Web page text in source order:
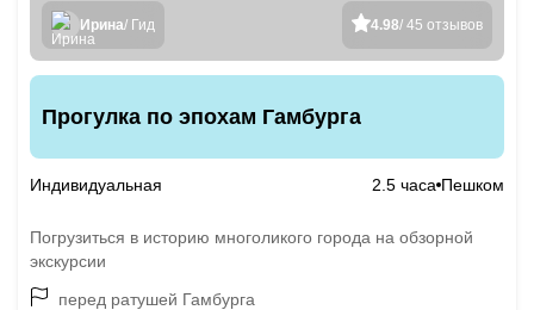
4.98/ 45 отзывов
Ирина/ Гид
Прогулка по эпохам Гамбурга
Индивидуальная 2.5 часа Пешком
Погрузиться в историю многоликого города на обзорной
экскурсии
перед ратушей Гамбурга